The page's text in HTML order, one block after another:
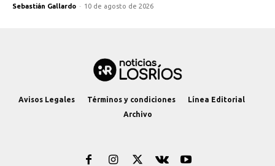
Sebastián Gallardo - 10 de agosto de 2026
Avisos Legales Términos y condiciones
Línea Editorial
Archivo